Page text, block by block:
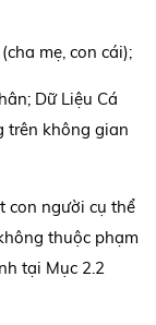
mẹ, con cái);
Dữ Liệu Cá
trên không gian
con người cụ thể
thuộc phạm
tại Mục 2.2